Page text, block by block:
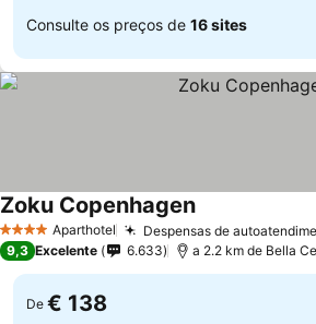
Consulte os preços de 16 sites
4 EstrelasAparthotel Despensas de
Zoku Copenhagen
9,3 Excelente 6.633 a 2.2 km de Bella
De € 138